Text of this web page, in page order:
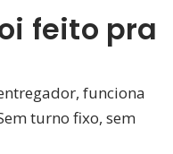
feito pra
funciona
turno fixo, sem